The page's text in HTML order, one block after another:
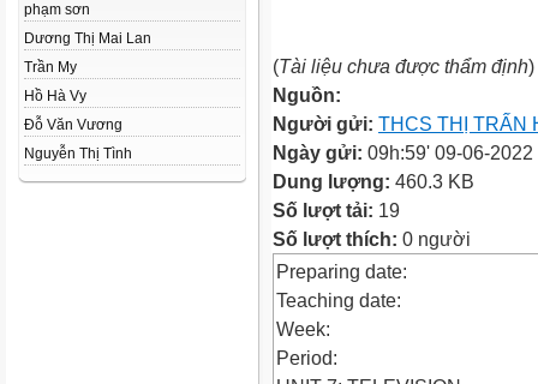
phạm sơn
Dương Thị Mai Lan
Trần My
Hồ Hà Vy
Đỗ Văn Vương
Nguyễn Thị Tình
(Tài liệu chưa được thẩm định)
Nguồn:
Người gửi: THCS THỊ TRẤN
Ngày gửi: 09h:59' 09-06-2022
Dung lượng: 460.3 KB
Số lượt tải: 19
Số lượt thích: 0 người
Preparing date:
Teaching date:
Week:
Period: